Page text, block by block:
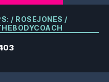
/ ROSEJONES /